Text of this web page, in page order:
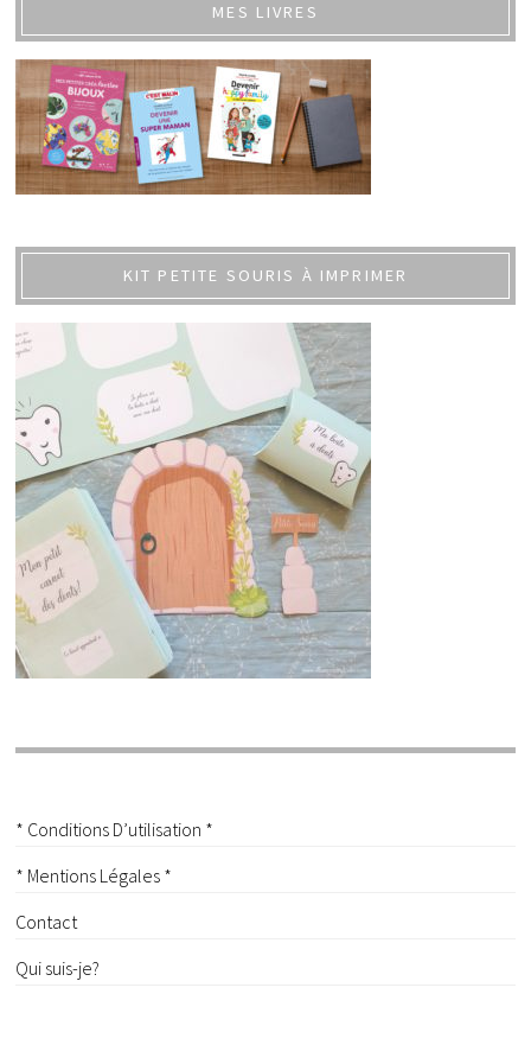
MES LIVRES
KIT PETITE SOURIS À IMPRIMER
* Conditions D’utilisation *
* Mentions Légales *
Contact
Qui suis-je?